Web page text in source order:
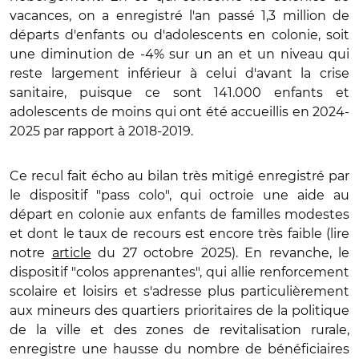
vacances, on a enregistré l'an passé 1,3 million de
départs d'enfants ou d'adolescents en colonie, soit
une diminution de -4% sur un an et un niveau qui
reste largement inférieur à celui d'avant la crise
sanitaire, puisque ce sont 141.000 enfants et
adolescents de moins qui ont été accueillis en 2024-
2025 par rapport à 2018-2019.
Ce recul fait écho au bilan très mitigé enregistré par
le dispositif "pass colo", qui octroie une aide au
départ en colonie aux enfants de familles modestes
et dont le taux de recours est encore très faible (lire
notre article du 27 octobre 2025). En revanche, le
dispositif "colos apprenantes", qui allie renforcement
scolaire et loisirs et s'adresse plus particulièrement
aux mineurs des quartiers prioritaires de la politique
de la ville et des zones de revitalisation rurale,
enregistre une hausse du nombre de bénéficiaires